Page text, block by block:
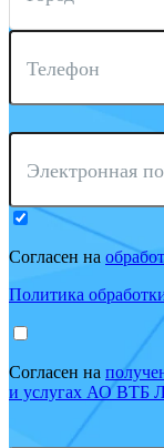
Телефон
Электронная
Согласен на
Политика
Согласен на
и услугах АО ВТБ